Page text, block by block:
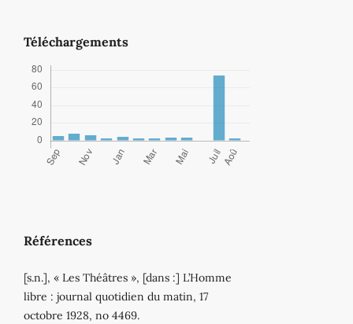
Téléchargements
Références
[s.n.], « Les Théâtres », [dans :] L’Homme
libre : journal quotidien du matin, 17
octobre 1928, no 4469.